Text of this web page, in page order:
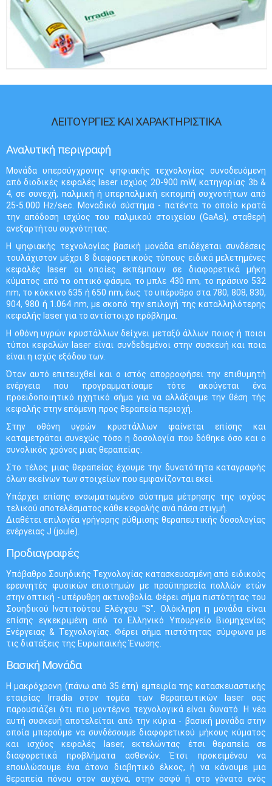
ΛΕΙΤΟΥΡΓΙΕΣ ΚΑΙ ΧΑΡΑΚΤΗΡΙΣΤΙΚΑ
Αναλυτική περιγραφή
Μονάδα υπερσύγχρονης ψηφιακής τεχνολογίας συνοδευόμενη
από διοδικές κεφαλές laser ισχύος 20-900 mW, κατηγορίας 3b &
4, σε συνεχή, παλμική ή υπερπαλμική εκπομπή συχνοτήτων από
25-5.000 Hz/sec. Μοναδικό σύστημα - πατέντα το οποίο κρατά
την απόδοση ισχύος του παλμικού στοιχείου (GaAs), σταθερή
ανεξαρτήτου συχνότητας.
Η ψηφιακής τεχνολογίας βασική μονάδα επιδέχεται συνδέσεις
τουλάχιστον μέχρι 8 διαφορετικούς τύπους ειδικά μελετημένες
κεφαλές laser οι οποίες εκπέμπουν σε διαφορετικά μήκη
κύματος από το οπτικό φάσμα, το μπλε 430 nm, το πράσινο 532
nm, το κόκκινο 635 ή 650 nm, έως το υπέρυθρο στα 780, 808, 830,
904, 980 ή 1.064 nm, με σκοπό την επιλογή της καταλληλότερης
κεφαλής laser για το αντίστοιχο πρόβλημα.
Η οθόνη υγρών κρυστάλλων δείχνει μεταξύ άλλων ποιος ή ποιοι
τύποι κεφαλών laser είναι συνδεδεμένοι στην συσκευή και ποια
είναι η ισχύς εξόδου των.
Όταν αυτό επιτευχθεί και ο ιστός απορροφήσει την επιθυμητή
ενέργεια που προγραμματίσαμε τότε ακούγεται ένα
προειδοποιητικό ηχητικό σήμα για να αλλάξουμε την θέση τής
κεφαλής στην επόμενη προς θεραπεία περιοχή.
Στην οθόνη υγρών κρυστάλλων φαίνεται επίσης και
καταμετράται συνεχώς τόσο η δοσολογία που δόθηκε όσο και ο
συνολικός χρόνος μιας θεραπείας.
Στο τέλος μιας θεραπείας έχουμε την δυνατότητα καταγραφής
όλων εκείνων των στοιχείων που εμφανίζονται εκεί.
Υπάρχει επίσης ενσωματωμένο σύστημα μέτρησης της ισχύος
τελικού αποτελέσματος κάθε κεφαλής ανά πάσα στιγμή.
Διαθέτει επιλογέα γρήγορης ρύθμισης θεραπευτικής δοσολογίας
ενέργειας J (joule).
Προδιαγραφές
Υπόβαθρο Σουηδικής Τεχνολογίας κατασκευασμένη από ειδικούς
ερευνητές φυσικών επιστημών με προϋπηρεσία πολλών ετών
στην οπτική - υπέρυθρη ακτινοβολία. Φέρει σήμα πιστότητας του
Σουηδικού Ινστιτούτου Ελέγχου "S". Ολόκληρη η μονάδα είναι
επίσης εγκεκριμένη από το Ελληνικό Υπουργείο Βιομηχανίας
Ενέργειας & Τεχνολογίας. Φέρει σήμα πιστότητας σύμφωνα με
τις διατάξεις της Ευρωπαϊκής Ένωσης.
Βασική Μονάδα
Η μακρόχρονη (πάνω από 35 έτη) εμπειρία της κατασκευαστικής
εταιρίας Irradia στον τομέα των θεραπευτικών laser σας
παρουσιάζει ότι πιο μοντέρνο τεχνολογικά είναι δυνατό. Η νέα
αυτή συσκευή αποτελείται από την κύρια - βασική μονάδα στην
οποία μπορούμε να συνδέσουμε διαφορετικού μήκους κύματος
και ισχύος κεφαλές laser, εκτελώντας έτσι θεραπεία σε
διαφορετικά προβλήματα ασθενών. Έτσι προκειμένου να
επουλώσουμε ένα άτονο διαβητικό έλκος, ή να κάνουμε μια
θεραπεία πόνου στον αυχένα, στην οσφύ ή στο γόνατο ενός